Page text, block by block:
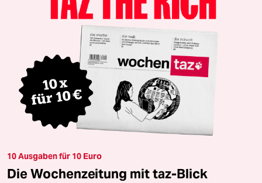
10 Ausgaben für 10 Euro
Die Wochenzeitung mit taz-Blick